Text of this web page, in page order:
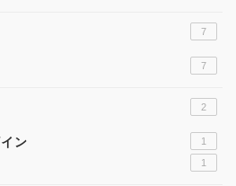
7
7
2
ン 1
1